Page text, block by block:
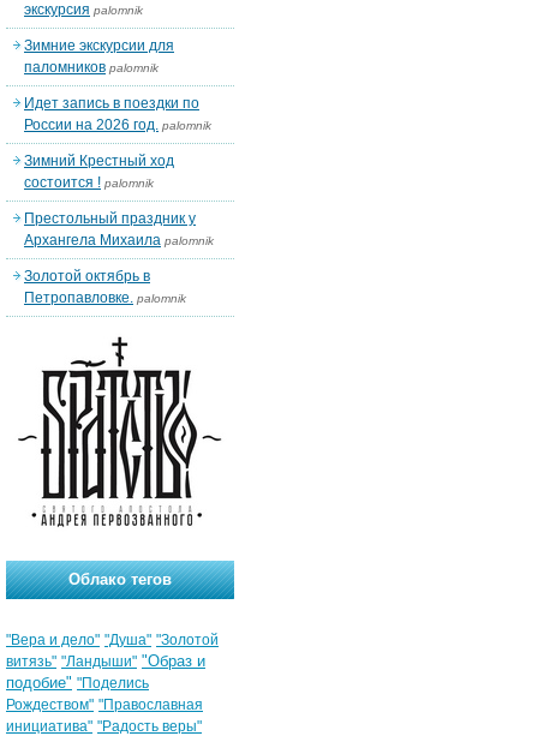
экскурсия palomnik
Зимние экскурсии для
паломников palomnik
Идет запись в поездки по
России на 2026 год. palomnik
Зимний Крестный ход
состоится ! palomnik
Престольный праздник у
Архангела Михаила palomnik
Золотой октябрь в
Петропавловке. palomnik
Облако тегов
"Вера и дело" "Душа" "Золотой
витязь" "Ландыши" "Образ и
подобие" "Поделись
Рождеством" "Православная
инициатива" "Радость веры"